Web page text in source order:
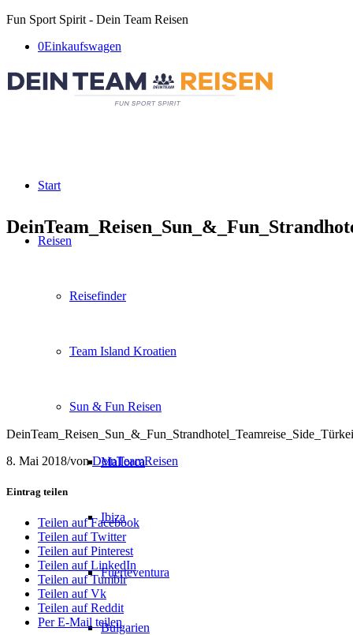
Fun Sport Spirit - Dein Team Reisen
0Einkaufswagen
Start
Reisen
Reisefinder
Team Island Kroatien
Sun & Fun Reisen
Mallorca
Ibiza
Fuerteventura
Bulgarien
8. Mai 2018/vonDeinTeamReisen
Eintrag teilen
Teilen auf Facebook
Teilen auf Twitter
Teilen auf Pinterest
Teilen auf LinkedIn
Teilen auf Tumblr
Teilen auf Vk
Teilen auf Reddit
Per E-Mail teilen